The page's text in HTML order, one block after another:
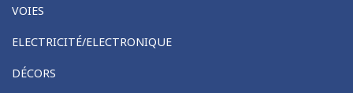
VOIES
ELECTRICITÉ/ELECTRONIQUE
DÉCORS